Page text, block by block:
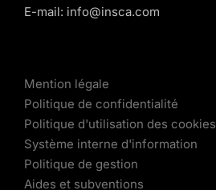
E-mail: info@insca.com
Mention légale
Politique de confidentialité
Politique d'utilisation des cookies
Système interne d'information
Politique de gestion
Aides et subventions